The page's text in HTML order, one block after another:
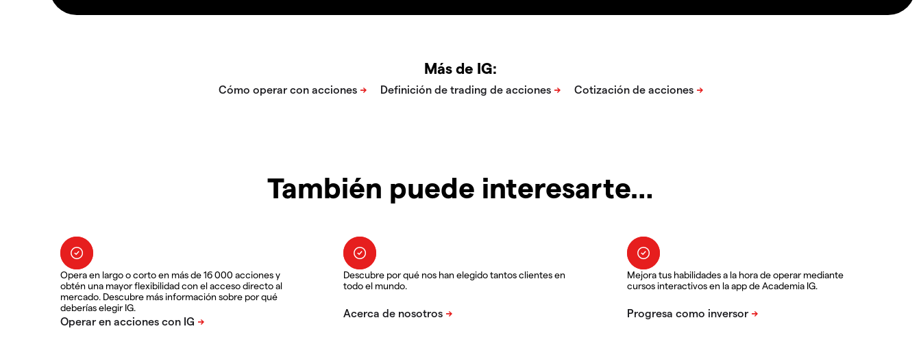
Más de IG:
También puede interesarte…
Opera en largo o corto en más de 16 000 acciones y
obtén una mayor flexibilidad con el acceso directo al
mercado. Descubre más información sobre por qué
deberías elegir IG.
Descubre por qué nos han elegido tantos clientes en
todo el mundo.
Mejora tus habilidades a la hora de operar mediante
cursos interactivos en la app de Academia IG.